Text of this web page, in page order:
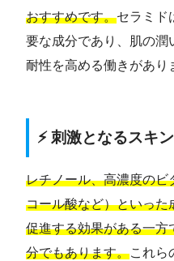
おすすめです。セラミド
要な成分であり、肌の潤
耐性を高める働きがあり
⚡ 刺激となるスキ
レチノール、高濃度の
コール酸など）といった
促進する効果がある一方
分でもあります。これら